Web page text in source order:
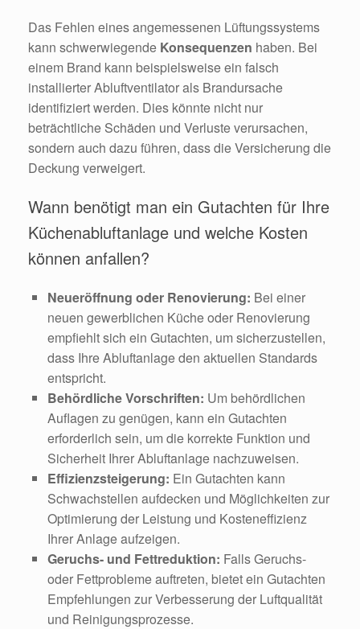
Das Fehlen eines angemessenen Lüftungssystems
kann schwerwiegende Konsequenzen haben. Bei
einem Brand kann beispielsweise ein falsch
installierter Abluftventilator als Brandursache
identifiziert werden. Dies könnte nicht nur
beträchtliche Schäden und Verluste verursachen,
sondern auch dazu führen, dass die Versicherung die
Deckung verweigert.
Wann benötigt man ein Gutachten für Ihre
Küchenabluftanlage und welche Kosten
können anfallen?
Neueröffnung oder Renovierung: Bei einer
neuen gewerblichen Küche oder Renovierung
empfiehlt sich ein Gutachten, um sicherzustellen,
dass Ihre Abluftanlage den aktuellen Standards
entspricht.
Behördliche Vorschriften: Um behördlichen
Auflagen zu genügen, kann ein Gutachten
erforderlich sein, um die korrekte Funktion und
Sicherheit Ihrer Abluftanlage nachzuweisen.
Effizienzsteigerung: Ein Gutachten kann
Schwachstellen aufdecken und Möglichkeiten zur
Optimierung der Leistung und Kosteneffizienz
Ihrer Anlage aufzeigen.
Geruchs- und Fettreduktion: Falls Geruchs-
oder Fettprobleme auftreten, bietet ein Gutachten
Empfehlungen zur Verbesserung der Luftqualität
und Reinigungsprozesse.